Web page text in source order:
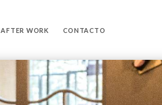
AFTER WORK CONTACTO